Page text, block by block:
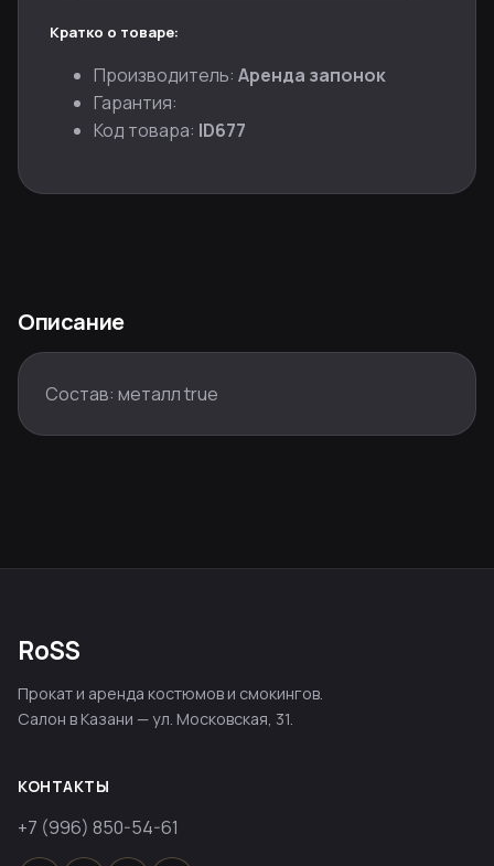
Кратко о товаре:
Производитель: Аренда запонок
Гарантия:
Код товара: ID677
Описание
Состав: металл true
RoSS
Прокат и аренда костюмов и смокингов.
Салон в Казани — ул. Московская, 31.
КОНТАКТЫ
+7 (996) 850-54-61